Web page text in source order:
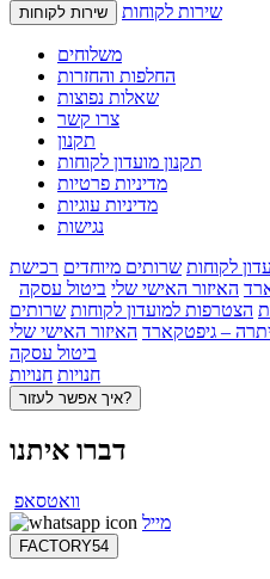
שירות לקוחות שירות לקוחות
משלוחים
החלפות והחזרות
שאלות נפוצות
צרו קשר
תקנון
תקנון מועדון לקוחות
מדיניות פרטיות
מדיניות עוגיות
נגישות
לקוחות שרותים מיוחדים רכישת
האיזור האישי שלי ביטול עסקה
הצטרפות למועדון לקוחות שרותים
– גיפטקארד האיזור האישי שלי
ביטול עסקה
חנויות חנויות
איך אפשר לעזור?
דברו איתנו
וואטסאפ
מייל
FACTORY54